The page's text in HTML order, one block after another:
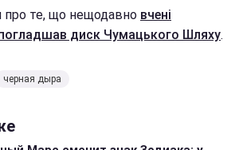
про те, що нещодавно вчені
диск Чумацького Шляху.
черная дыра